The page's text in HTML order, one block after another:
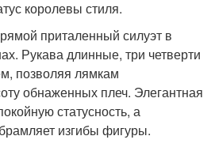
королевы стиля.
приталенный силуэт в
Рукава длинные, три четверти
позволяя лямкам
обнаженных плеч. Элегантная
статусность, а
изгибы фигуры.